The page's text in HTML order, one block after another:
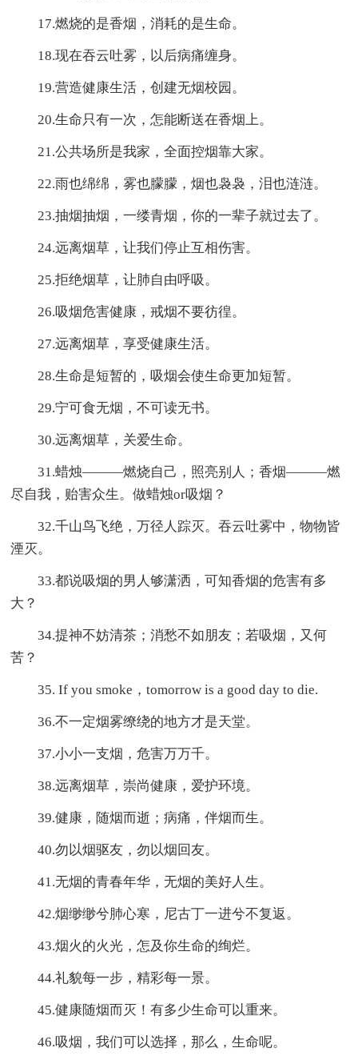
17.燃烧的是香烟，消耗的是生命。
18.现在吞云吐雾，以后病痛缠身。
19.营造健康生活，创建无烟校园。
20.生命只有一次，怎能断送在香烟上。
21.公共场所是我家，全面控烟靠大家。
22.雨也绵绵，雾也朦朦，烟也袅袅，泪也涟涟。
23.抽烟抽烟，一缕青烟，你的一辈子就过去了。
24.远离烟草，让我们停止互相伤害。
25.拒绝烟草，让肺自由呼吸。
26.吸烟危害健康，戒烟不要彷徨。
27.远离烟草，享受健康生活。
28.生命是短暂的，吸烟会使生命更加短暂。
29.宁可食无烟，不可读无书。
30.远离烟草，关爱生命。
31.蜡烛———燃烧自己，照亮别人；香烟———燃
尽自我，贻害众生。做蜡烛or吸烟？
32.千山鸟飞绝，万径人踪灭。吞云吐雾中，物物皆
湮灭。
33.都说吸烟的男人够潇洒，可知香烟的危害有多
大？
34.提神不妨清茶；消愁不如朋友；若吸烟，又何
苦？
35. If you smoke，tomorrow is a good day to die.
36.不一定烟雾缭绕的地方才是天堂。
37.小小一支烟，危害万万千。
38.远离烟草，崇尚健康，爱护环境。
39.健康，随烟而逝；病痛，伴烟而生。
40.勿以烟驱友，勿以烟回友。
41.无烟的青春年华，无烟的美好人生。
42.烟缈缈兮肺心寒，尼古丁一进兮不复返。
43.烟火的火光，怎及你生命的绚烂。
44.礼貌每一步，精彩每一景。
45.健康随烟而灭！有多少生命可以重来。
46.吸烟，我们可以选择，那么，生命呢。